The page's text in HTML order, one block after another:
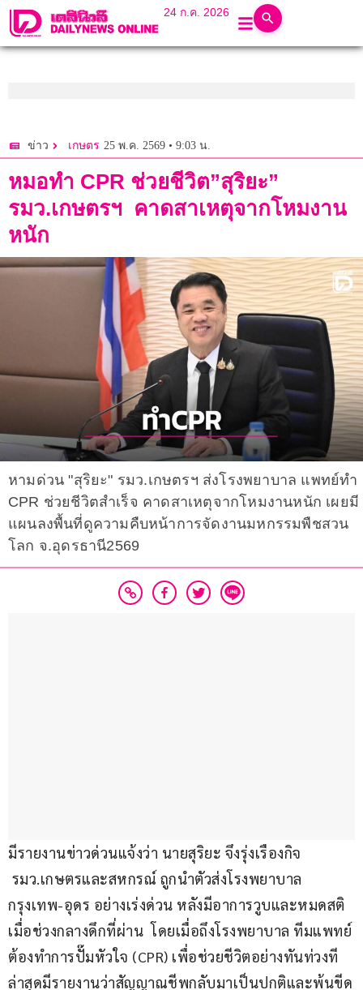
24 ก.ค. 2026
ข่าว เกษตร 25 พ.ค. 2569 • 9:03 น.
หมอทำ CPR ช่วยชีวิต”สุริยะ”
รมว.เกษตรฯ คาดสาเหตุจากโหมงาน
หนัก
หามด่วน "สุริยะ" รมว.เกษตรฯ ส่งโรงพยาบาล แพทย์ทำ
CPR ช่วยชีวิตสำเร็จ คาดสาเหตุจากโหมงานหนัก เผยมี
แผนลงพื้นที่ดูความคืบหน้าการจัดงานมหกรรมพืชสวน
โลก จ.อุดรธานี2569
มีรายงานข่าวด่วนแจ้งว่า นายสุริยะ จึงรุ่งเรืองกิจ
รมว.เกษตรและสหกรณ์ ถูกนำตัวส่งโรงพยาบาล
กรุงเทพ-อุดร อย่างเร่งด่วน หลังมีอาการวูบและหมดสติ
เมื่อช่วงกลางดึกที่ผ่าน  โดยเมื่อถึงโรงพยาบาล ทีมแพทย์
ต้องทำการปั๊มหัวใจ (CPR) เพื่อช่วยชีวิตอย่างทันท่วงที
ล่าสุดมีรายงานว่าสัญญาณชีพกลับมาเป็นปกติและพ้นขีด